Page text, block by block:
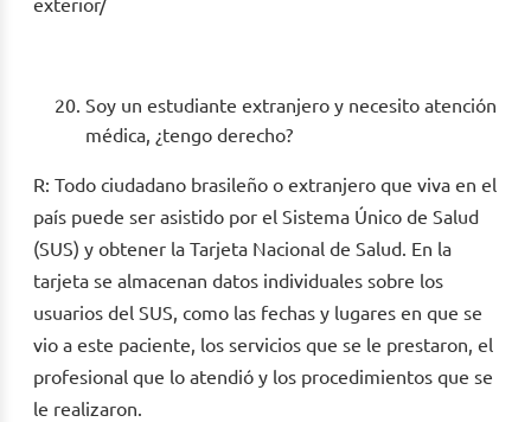
exterior/
Soy un estudiante extranjero y necesito atención
médica, ¿tengo derecho?
R: Todo ciudadano brasileño o extranjero que viva en el
país puede ser asistido por el Sistema Único de Salud
(SUS) y obtener la Tarjeta Nacional de Salud. En la
tarjeta se almacenan datos individuales sobre los
usuarios del SUS, como las fechas y lugares en que se
vio a este paciente, los servicios que se le prestaron, el
profesional que lo atendió y los procedimientos que se
le realizaron.